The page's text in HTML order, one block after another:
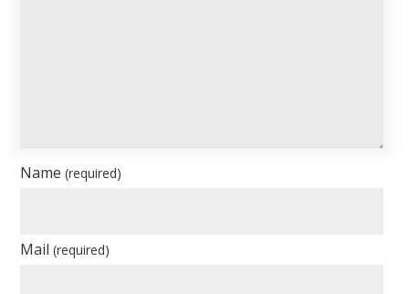
Name(required)
Mail(required)